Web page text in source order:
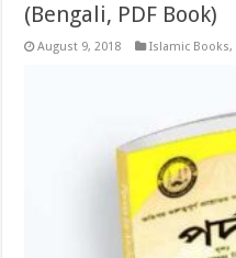
(Bengali, PDF Book)
August 9, 2018 Islamic Books,